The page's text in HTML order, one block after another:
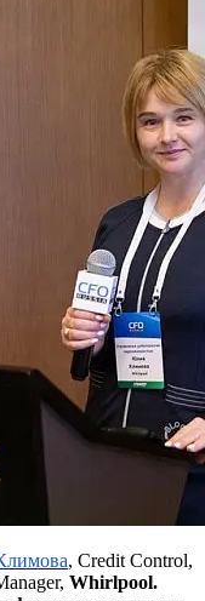
, Credit Control,
Whirlpool.